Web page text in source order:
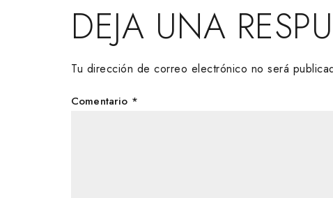
DEJA UNA
Tu dirección de correo electrónico no será
Comentario *